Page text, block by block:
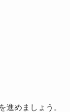
進めましょう。